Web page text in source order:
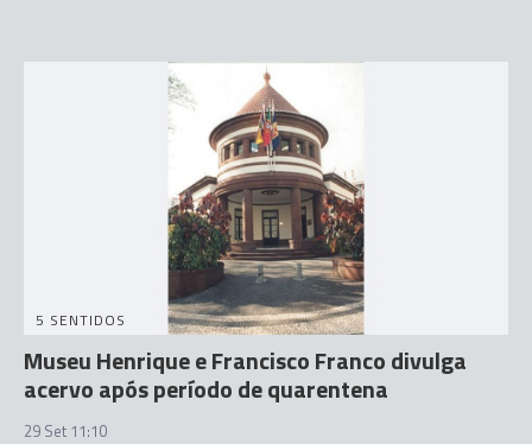
5 SENTIDOS
Museu Henrique e Francisco Franco divulga
acervo após período de quarentena
29 Set 11:10